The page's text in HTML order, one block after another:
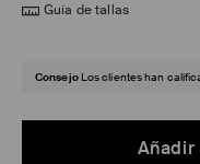
Guía de tallas
Consejo Los clientes han
Añadir